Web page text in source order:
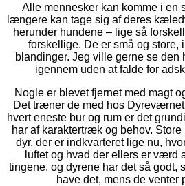
Alle mennesker kan komme i en
længere kan tage sig af deres
herunder hundene – lige så
forskellige. De er små og store,
blandinger. Jeg ville gerne se den
igennem uden at falde for
Nogle er blevet fjernet med magt
Det træner de med hos
hvert eneste bur og rum er det
har af karaktertræk og behov.
dyr, der er indkvarteret lige nu,
luftet og hvad der ellers er værd
tingene, og dyrene har det så godt,
have det, mens de venter